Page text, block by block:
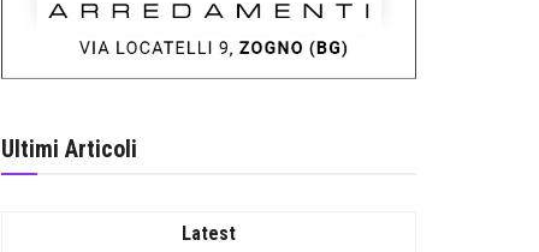
Ultimi Articoli
Latest